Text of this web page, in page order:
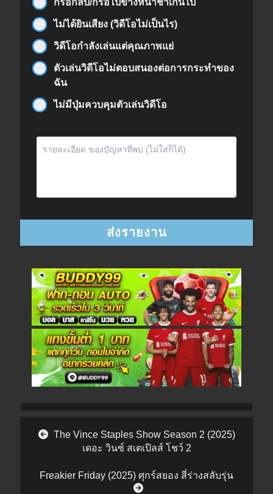
กรอกลับ/กรอไปข้างหน้าช้าเกินไป
ไม่ได้ยินเสียง (วิดีโอไม่เป็นไร)
วิดีโอกำลังเล่นแต่คุณภาพแย่
ตัวเล่นวิดีโอไม่ตอบสนองต่อการกระทำของ
ฉัน
ไม่มีปุ่มควบคุมตัวเล่นวิดีโอ
Post navigation
The Vince Staples Show Season 2 (2025)
เดอะ วินซ์ สเตเปิลส์ โชว์ 2
Freakier Friday (2025) ศุกร์สยอง สี่ร่างสลับรุ่น